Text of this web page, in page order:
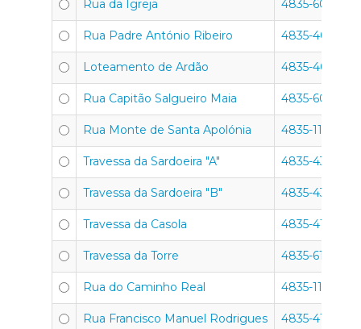
Rua da Igreja 4835-605
Rua Padre António Ribeiro 4835-406
Loteamento de Ardão 4835-407
Rua Capitão Salgueiro Maia 4835-604
Rua Monte de Santa Apolónia 4835-111
Travessa da Sardoeira "A" 4835-439
Travessa da Sardoeira "B" 4835-439
Travessa da Casola 4835-413
Travessa da Torre 4835-619
Rua do Caminho Real 4835-111
Rua Francisco Manuel Rodrigues 4835-415